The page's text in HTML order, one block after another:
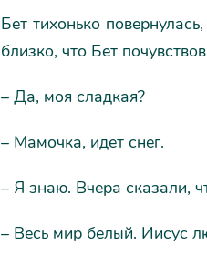
Бет тихонько
близко, что Бет
– Да, моя сладкая?
– Мамочка, идет снег.
– Я знаю. Вчера сказали,
– Весь мир белый. Иисус